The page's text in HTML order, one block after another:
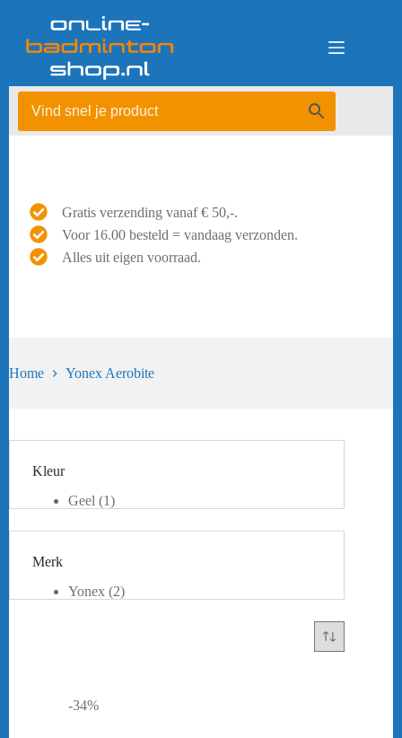
Gratis verzending vanaf € 50,-.
Voor 16.00 besteld = vandaag verzonden.
Alles uit eigen voorraad.
Home Yonex Aerobite
-34%
Kleur
Geel (1)
Wit (1)
Merk
Yonex (2)